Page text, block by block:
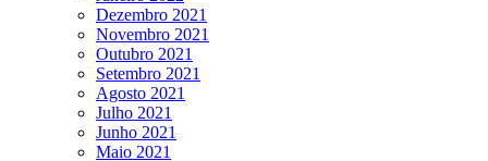
Dezembro 2021
Novembro 2021
Outubro 2021
Setembro 2021
Agosto 2021
Julho 2021
Junho 2021
Maio 2021